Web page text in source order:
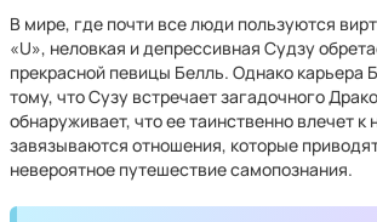
В мире, где почти все люди пользуются
«U», неловкая и депрессивная Судзу
прекрасной певицы Белль. Однако карьера
тому, что Сузу встречает загадочного
обнаруживает, что ее таинственно влечет
завязываются отношения, которые
невероятное путешествие самопознания.